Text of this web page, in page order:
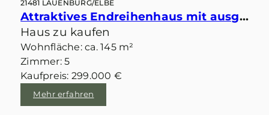
21481 LAUENBURG/ELBE
Attraktives Endreihenhaus mit ausgebautem DG in gefragter & zentraler Lage von Lauenburg
Haus zu kaufen
Wohnfläche: ca. 145 m²
Zimmer: 5
Kaufpreis: 299.000 €
Mehr erfahren